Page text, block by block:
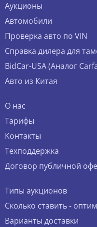
Аукционы
Автомобили
Проверка авто по VIN
Справка дилера для
BidCar-USA (Аналог
Авто из Китая
О нас
Тарифы
Контакты
Техподдержка
Договор публичной
Типы аукционов
Сколько ставить -
Варианты доставки